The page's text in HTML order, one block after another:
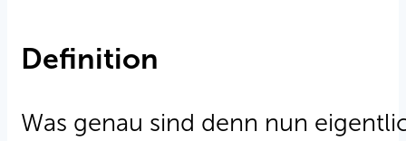
Definition
Was genau sind denn nun